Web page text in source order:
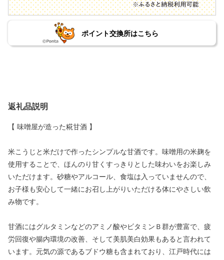
ポイント交換所はこちら
返礼品説明
【 味噌屋が造った糀甘酒 】
米こうじと米だけで作ったシンプルな甘酒です。味噌用の米麹を
使用することで、ほんのり甘くすっきりとした味わいをお楽しみ
いただけます。砂糖やアルコール、食塩は入っていませんので、
お子様も安心して一緒にお召し上がりいただける体にやさしい飲
み物です。
甘酒にはグルタミンなどのアミノ酸やビタミンＢ群が豊富で、疲
労回復や腸内環境の改善、そして美肌美白効果もあると言われて
います。元気の源であるブドウ糖も含まれており、江戸時代には